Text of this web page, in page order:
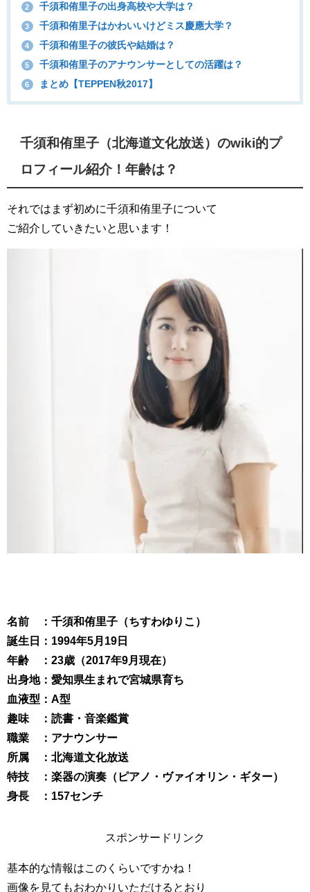
2 千須和侑里子の出身高校や大学は？
3 千須和侑里子はかわいいけどミス慶應大学？
4 千須和侑里子の彼氏や結婚は？
5 千須和侑里子のアナウンサーとしての活躍は？
6 まとめ【TEPPEN秋2017】
千須和侑里子（北海道文化放送）のwiki的プ
ロフィール紹介！年齢は？
それではまず初めに千須和侑里子について
ご紹介していきたいと思います！
名前 ：千須和侑里子（ちすわゆりこ）
誕生日：1994年5月19日
年齢 ：23歳（2017年9月現在）
出身地：愛知県生まれで宮城県育ち
血液型：A型
趣味 ：読書・音楽鑑賞
職業 ：アナウンサー
所属 ：北海道文化放送
特技 ：楽器の演奏（ピアノ・ヴァイオリン・ギター）
身長 ：157センチ
スポンサードリンク
基本的な情報はこのくらいですかね！
画像を見てもおわかりいただけるとおり